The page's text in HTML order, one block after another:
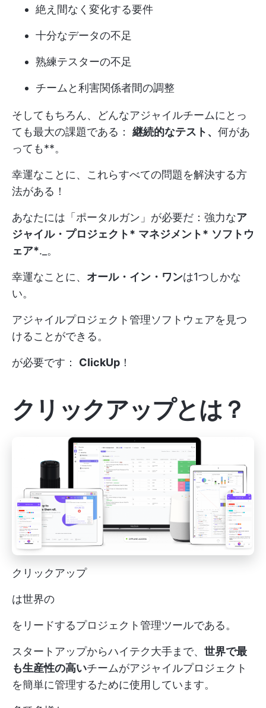
絶え間なく変化する要件
十分なデータの不足
熟練テスターの不足
チームと利害関係者間の調整
そしてもちろん、どんなアジャイルチームにとっ
ても最大の課題である： 継続的なテスト、 何があ
っても**。
幸運なことに、これらすべての問題を解決する方
法がある！
あなたには「ポータルガン」が必要だ：強力なア
ジャイル・プロジェクト* マネジメント* ソフトウ
ェア*._。
幸運なことに、 オール・イン・ワンは1つしかな
い。
アジャイルプロジェクト管理ソフトウェアを見つ
けることができる。
が必要です： ClickUp ！
クリックアップとは？
クリックアップ
は世界の
をリードするプロジェクト管理ツールである。
スタートアップからハイテク大手まで、 世界で最
も生産性の高いチームがアジャイルプロジェクト
を簡単に管理するために使用しています。